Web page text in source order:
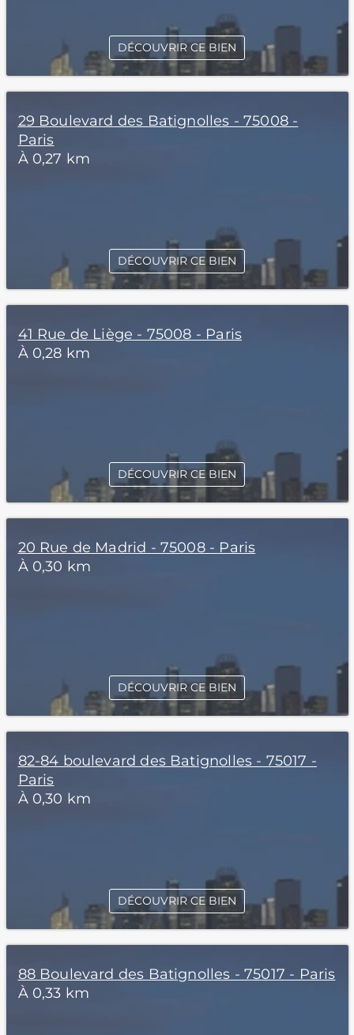
DÉCOUVRIR CE BIEN
29 Boulevard des Batignolles - 75008 -
Paris
À 0,27 km
DÉCOUVRIR CE BIEN
41 Rue de Liège - 75008 - Paris
À 0,28 km
DÉCOUVRIR CE BIEN
20 Rue de Madrid - 75008 - Paris
À 0,30 km
DÉCOUVRIR CE BIEN
82-84 boulevard des Batignolles - 75017 -
Paris
À 0,30 km
DÉCOUVRIR CE BIEN
88 Boulevard des Batignolles - 75017 - Paris
À 0,33 km